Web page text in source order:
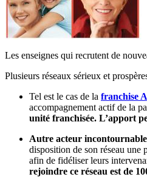
Les enseignes qui recrutent de
Plusieurs réseaux sérieux et
Tel est le cas de la franchise
accompagnement actif de la
unité franchisée. L’apport
Autre acteur
disposition de son réseau une
afin de fidéliser leurs
rejoindre ce réseau est de